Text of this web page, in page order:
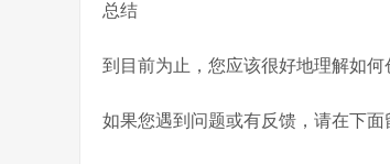
总结
到目前为止，您应该很好地理解如何
如果您遇到问题或有反馈，请在下面